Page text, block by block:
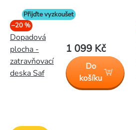
Přijďte vyzkoušet
–20 %
Dopadová
plocha -
zatravňovací
deska Saf
1 099 Kč
Do
košíku